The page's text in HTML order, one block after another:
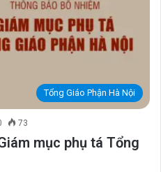
Tổng Giáo Phận Hà Nội
73
mục phụ tá Tổng